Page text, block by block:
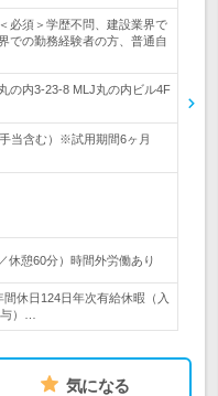
必須＞学歴不問、建設業界で
での勤務経験者の方、普通自
の内3-23-8 MLJ丸の内ビル4F
当含む）※試用期間6ヶ月
休憩60分）時間外労働あり
休日124日年次有給休暇（入
）…
気になる